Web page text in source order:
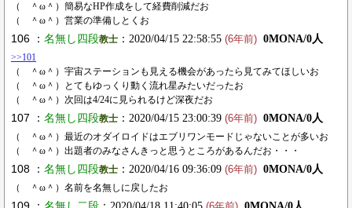
（ ＾ω＾）簡易なHP作成をして経費削減だお
（ ＾ω＾）営業の準備しとくお
106 ： 名無し四段教士 ：2020/04/15 22:58:55 (6年前) 0MONA/0人
>>101
（ ＾ω＾）宇宙ステーションも見える機会があったら見てみてほしいお
（ ＾ω＾）とてもゆっくり動く流れ星みたいだったお
（ ＾ω＾）次回は4/24に見られるけど深夜だお
107 ： 名無し四段教士 ：2020/04/15 23:00:39 (6年前) 0MONA/0人
（ ＾ω＾）最近のオダイロイドはエブリワンモードじゃないことが多いお
（ ＾ω＾）出題者のみなさんきっと思うところがあるんだお・・・
108 ： 名無し四段教士 ：2020/04/16 09:36:09 (6年前) 0MONA/0人
（ ＾ω＾）名前を名無しに戻したお